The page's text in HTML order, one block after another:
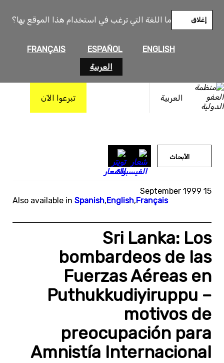
ما اللغة التي ترغب في استخدام هذا الموقع بها؟
ENGLISH
ESPAÑOL
FRANÇAIS
العربية
إغلاق
العربية تبرعوا الآن
المحتوى
الأبحاث
15 September 1999
Also available in Spanish,English,Français
Sri Lanka: Los
bombardeos de las
Fuerzas Aéreas en
Puthukkudiyiruppu –
motivos de
preocupación para
Amnistía Internacional